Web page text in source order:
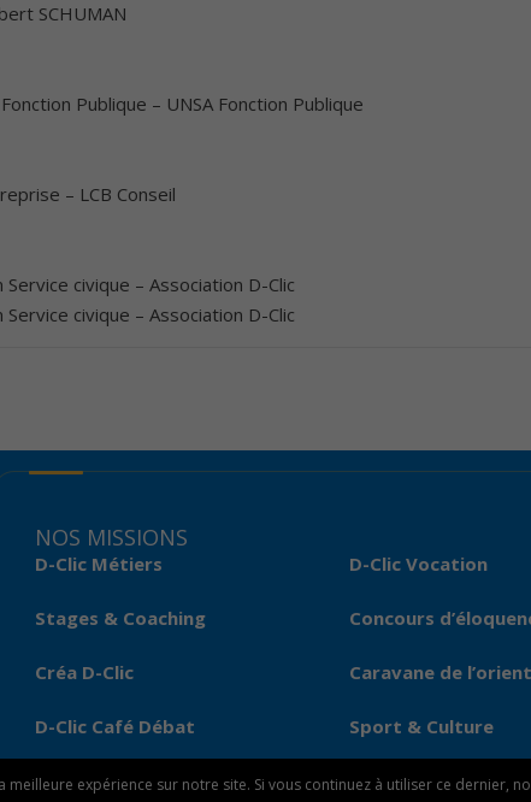
SCHUMAN
Publique – UNSA Fonction Publique
– LCB Conseil
civique – Association D-Clic
civique – Association D-Clic
NOS MISSIONS
D-Clic Métiers D-Clic Vocation
Stages & Coaching Concours
Créa D-Clic Caravane de
D-Clic Café Débat Sport & Culture
expérience sur notre site. Si vous continuez à utiliser ce dernier,